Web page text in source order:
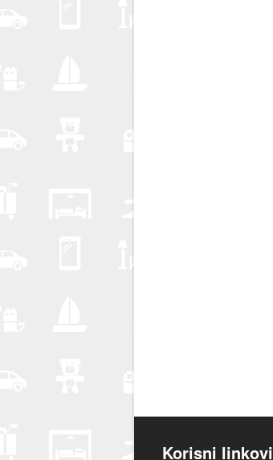
Korisni linkovi